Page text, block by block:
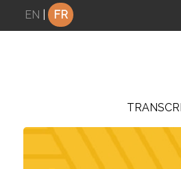
Panneau de gestion des cookies
EN FR